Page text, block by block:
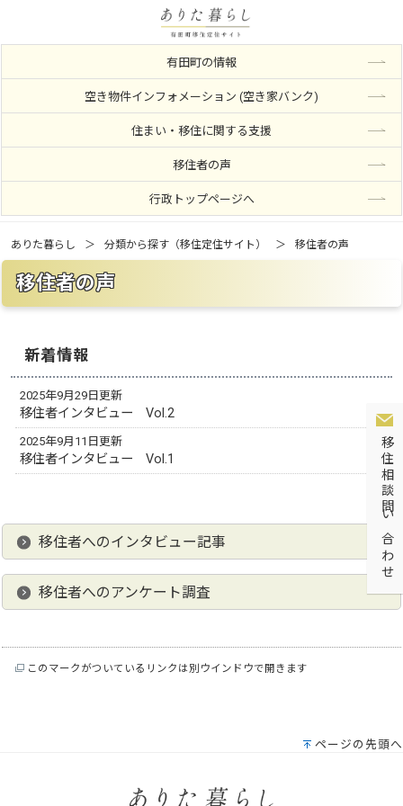
有田町の情報
空き物件インフォメーション (空き家バンク)
住まい・移住に関する支援
移住者の声
行政トップページへ
移住相談問い合わせ
ありた暮らし 分類から探す（移住定住サイト） 移住者の声
移住者の声
新着情報
2025年9月29日更新
移住者インタビュー Vol.2
2025年9月11日更新
移住者インタビュー Vol.1
移住者へのインタビュー記事
移住者へのアンケート調査
このマークがついているリンクは別ウインドウで開きます
ページの先頭へ